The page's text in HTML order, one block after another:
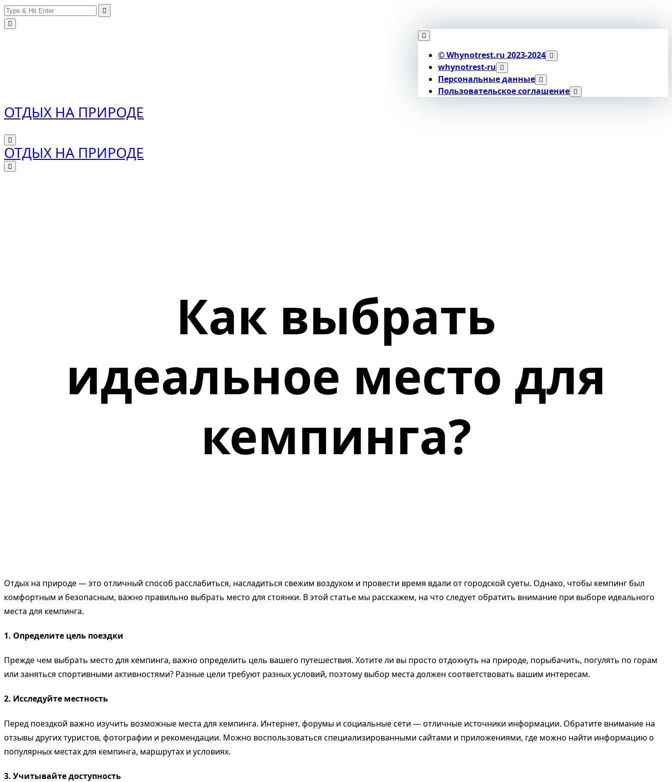
Skip
to
Search
for:
© Whynotrest.ru 2023-2024
whynotrest-ru
Персональные данные
Пользовательское соглашение
ОТДЫХ НА ПРИРОДЕ
ОТДЫХ НА ПРИРОДЕ
Как выбрать
идеальное место для
кемпинга?
Отдых на природе — это отличный способ расслабиться, насладиться свежим воздухом и провести время вдали от городской суеты. Однако, чтобы кемпинг был
комфортным и безопасным, важно правильно выбрать место для стоянки. В этой статье мы расскажем, на что следует обратить внимание при выборе идеального
места для кемпинга.
1. Определите цель поездки
Прежде чем выбрать место для кемпинга, важно определить цель вашего путешествия. Хотите ли вы просто отдохнуть на природе, порыбачить, погулять по горам
или заняться спортивными активностями? Разные цели требуют разных условий, поэтому выбор места должен соответствовать вашим интересам.
2. Исследуйте местность
Перед поездкой важно изучить возможные места для кемпинга. Интернет, форумы и социальные сети — отличные источники информации. Обратите внимание на
отзывы других туристов, фотографии и рекомендации. Можно воспользоваться специализированными сайтами и приложениями, где можно найти информацию о
популярных местах для кемпинга, маршрутах и условиях.
3. Учитывайте доступность